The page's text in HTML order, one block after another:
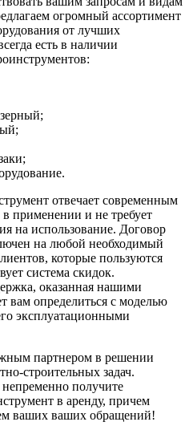
огромный ассортимент
от лучших
есть в наличии
отвечает современным
в применении и не требует
на использование. Договор
на любой необходимый
которые пользуются
система скидок.
оказанная нашими
вам определиться с моделью
эксплуатационными
партнером в решении
строительных задач.
получите
в аренду, причем
ваших ваших обращений!